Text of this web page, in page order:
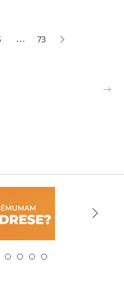
… 73